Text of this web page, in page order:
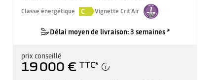
Classe énergétique
C Vignette Crit'Air
Délai moyen de livraison: 3 semaines *
prix conseillé
19 000 € TTC*